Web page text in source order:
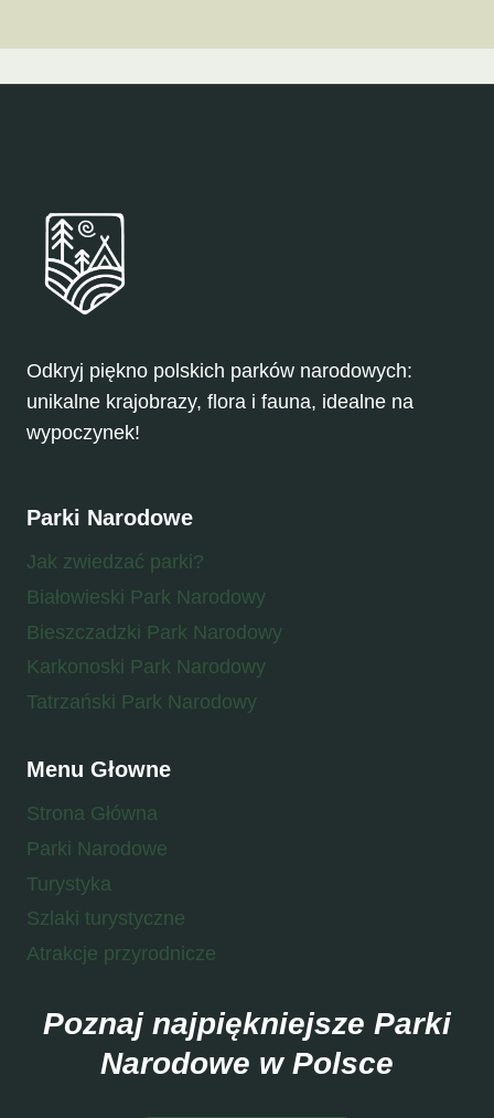
Odkryj piękno polskich parków narodowych:
unikalne krajobrazy, flora i fauna, idealne na
wypoczynek!
Parki Narodowe
Jak zwiedzać parki?
Białowieski Park Narodowy
Bieszczadzki Park Narodowy
Karkonoski Park Narodowy
Tatrzański Park Narodowy
Menu Głowne
Strona Główna
Parki Narodowe
Turystyka
Szlaki turystyczne
Atrakcje przyrodnicze
Poznaj najpiękniejsze Parki
Narodowe w Polsce